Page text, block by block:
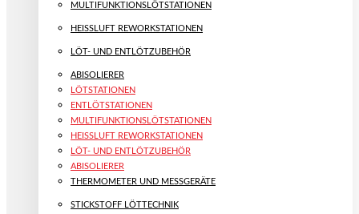
MULTIFUNKTIONS­LÖTSTATIONEN
HEISSLUFT REWORKSTATIONEN
LÖT- UND ENTLÖTZUBEHÖR
ABISOLIERER
LÖTSTATIONEN
ENTLÖTSTATIONEN
MULTIFUNKTIONS­LÖTSTATIONEN
HEISSLUFT REWORKSTATIONEN
LÖT- UND ENTLÖTZUBEHÖR
ABISOLIERER
THERMOMETER UND MESSGERÄTE
STICKSTOFF LÖTTECHNIK